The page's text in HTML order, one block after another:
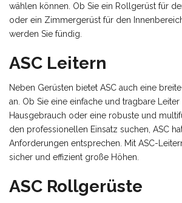
wählen können. Ob Sie ein Rollgerüst für
oder ein Zimmergerüst für den
werden Sie fündig.
ASC Leitern
Neben Gerüsten bietet ASC auch eine
an. Ob Sie eine einfache und tragbare Leiter
Hausgebrauch oder eine robuste und
den professionellen Einsatz suchen, ASC
Anforderungen entsprechen. Mit ASC-
sicher und effizient große Höhen.
ASC Rollgerüste